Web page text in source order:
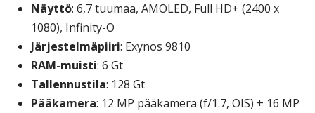
Näyttö: 6,7 tuumaa, AMOLED, Full HD+ (2400 x
1080), Infinity-O
Järjestelmäpiiri: Exynos 9810
RAM-muisti: 6 Gt
Tallennustila: 128 Gt
Pääkamera: 12 MP pääkamera (f/1.7, OIS) + 16 MP